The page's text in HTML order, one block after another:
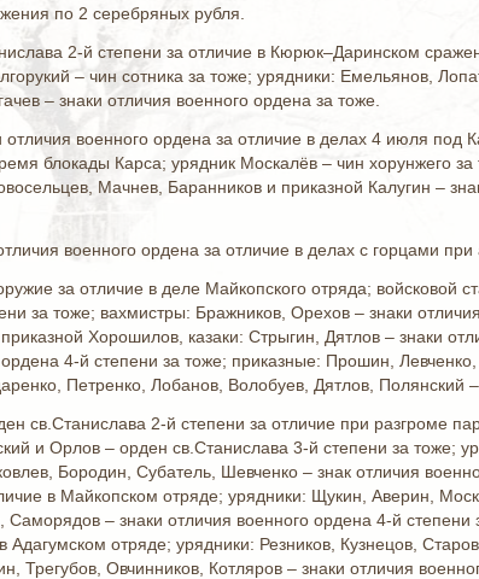
по 2 серебряных рубля.
2-й степени за отличие в Кюрюк–Даринском
– чин сотника за тоже; урядники: Емельянов,
– знаки отличия военного ордена за тоже.
отличия военного ордена за отличие в делах 4 июля
блокады Карса; урядник Москалёв – чин хорунжего
Мачнев, Баранников и приказной Калугин –
военного ордена за отличие в делах с горцами при
за отличие в деле Майкопского отряда; войсковой
за тоже; вахмистры: Бражников, Орехов – знаки
Хорошилов, казаки: Стрыгин, Дятлов – знаки
4-й степени за тоже; приказные: Прошин,
Петренко, Лобанов, Волобуев, Дятлов, Полянский
св.Станислава 2-й степени за отличие при разгроме
и Орлов – орден св.Станислава 3-й степени за тоже;
Бородин, Субатель, Шевченко – знак отличия
в Майкопском отряде; урядники: Щукин, Аверин,
Саморядов – знаки отличия военного ордена 4-й
Адагумском отряде; урядники: Резников, Кузнецов,
Трегубов, Овчинников, Котляров – знаки отличия